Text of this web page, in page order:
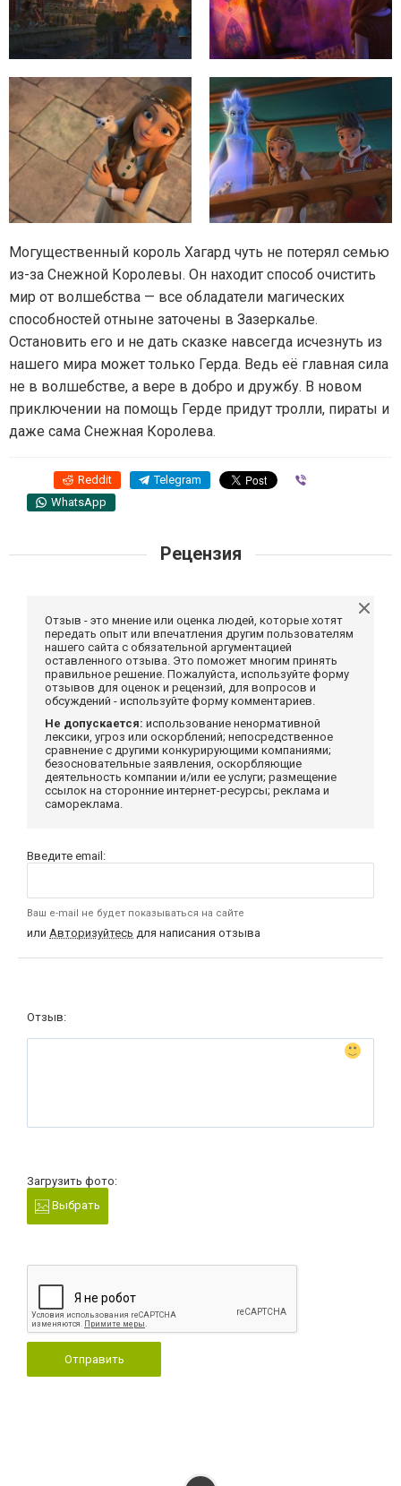
Могущественный король Хагард чуть не потерял семью
из-за Снежной Королевы. Он находит способ очистить
мир от волшебства — все обладатели магических
способностей отныне заточены в Зазеркалье.
Остановить его и не дать сказке навсегда исчезнуть из
нашего мира может только Герда. Ведь её главная сила
не в волшебстве, а вере в добро и дружбу. В новом
приключении на помощь Герде придут тролли, пираты и
даже сама Снежная Королева.
Reddit Telegram
WhatsApp
Рецензия
Отзыв - это мнение или оценка людей, которые хотят
передать опыт или впечатления другим пользователям
нашего сайта с обязательной аргументацией
оставленного отзыва. Это поможет многим принять
правильное решение. Пожалуйста, используйте форму
отзывов для оценок и рецензий, для вопросов и
обсуждений - используйте форму комментариев.
Не допускается: использование ненормативной
лексики, угроз или оскорблений; непосредственное
сравнение с другими конкурирующими компаниями;
безосновательные заявления, оскорбляющие
деятельность компании и/или ее услуги; размещение
ссылок на сторонние интернет-ресурсы; реклама и
самореклама.
Введите email:
Ваш e-mail не будет показываться на сайте
или Авторизуйтесь для написания отзыва
Отзыв:
Загрузить фото:
Выбрать
Отправить